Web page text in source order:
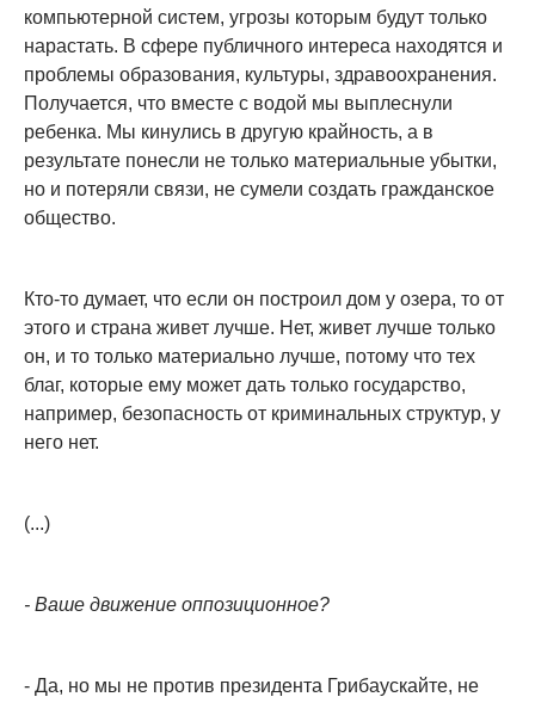
компьютерной систем, угрозы которым будут только
нарастать. В сфере публичного интереса находятся и
проблемы образования, культуры, здравоохранения.
Получается, что вместе с водой мы выплеснули
ребенка. Мы кинулись в другую крайность, а в
результате понесли не только материальные убытки,
но и потеряли связи, не сумели создать гражданское
общество.
Кто-то думает, что если он построил дом у озера, то от
этого и страна живет лучше. Нет, живет лучше только
он, и то только материально лучше, потому что тех
благ, которые ему может дать только государство,
например, безопасность от криминальных структур, у
него нет.
(...)
- Ваше движение оппозиционное?
- Да, но мы не против президента Грибаускайте, не